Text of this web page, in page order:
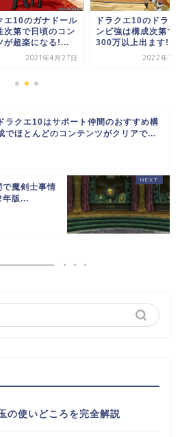
エ10のガナドール
次第で日頃のコン
が超楽になる!...
2021年4月27日
ドラクエ10のドラゴ
ンビ強は構成次第で
300万以上出ます!
2022年7
ドラクエ10はサポート仲間のおすすめ構
でほとんどのコンテンツがクリアで...
で魔剣士事情
年版...
の使いどころを完全解説